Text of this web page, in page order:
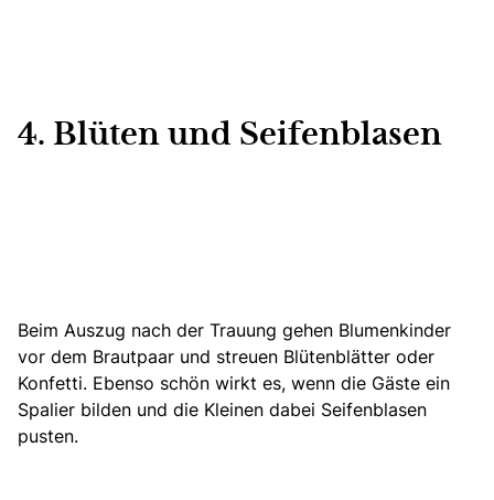
4. Blüten und Seifenblasen
Beim Auszug nach der Trauung gehen Blumenkinder
vor dem Brautpaar und streuen Blütenblätter oder
Konfetti. Ebenso schön wirkt es, wenn die Gäste ein
Spalier bilden und die Kleinen dabei Seifenblasen
pusten.